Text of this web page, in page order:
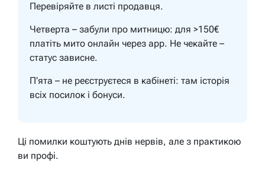
Перевіряйте в листі продавця.
Четверта – забули про митницю: для >150€
платіть мито онлайн через app. Не чекайте –
статус зависне.
П’ята – не реєструєтеся в кабінеті: там історія
всіх посилок і бонуси.
Ці помилки коштують днів нервів, але з практикою
ви профі.